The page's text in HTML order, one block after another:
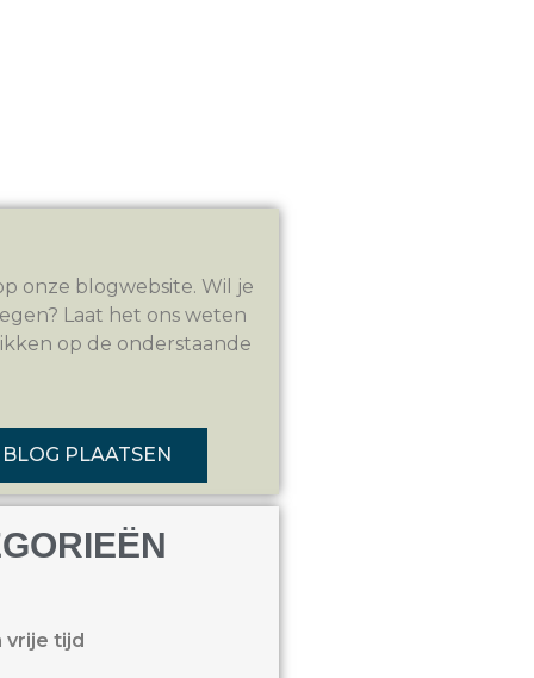
onze blogwebsite. Wil je
Laat het ons weten
op de onderstaande
BLOG PLAATSEN
vrije tijd